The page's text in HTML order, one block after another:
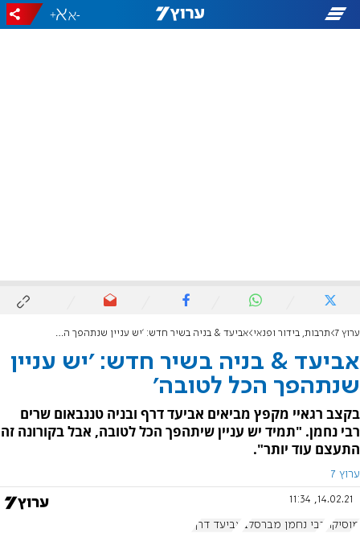
-
+
ערוץ 7 תרבות, בידור ופנאי אביעד & בניה בשיר חדש: 'יש עניין שנתהפך הכל לטובה'
אביעד & בניה בשיר חדש: 'יש עניין
שנתהפך הכל לטובה'
בקצב רגאיי מקפץ מביאים אביעד דרף ובניה טננבאום שרים
רבי נחמן. "תמיד יש עניין שיתהפך הכל לטובה, אבל בקורונה זה
התעצם עוד יותר".
ערוץ 7
14.02.21, 11:34
מוסיקה רבי נחמן מברסלב אביעד דרף